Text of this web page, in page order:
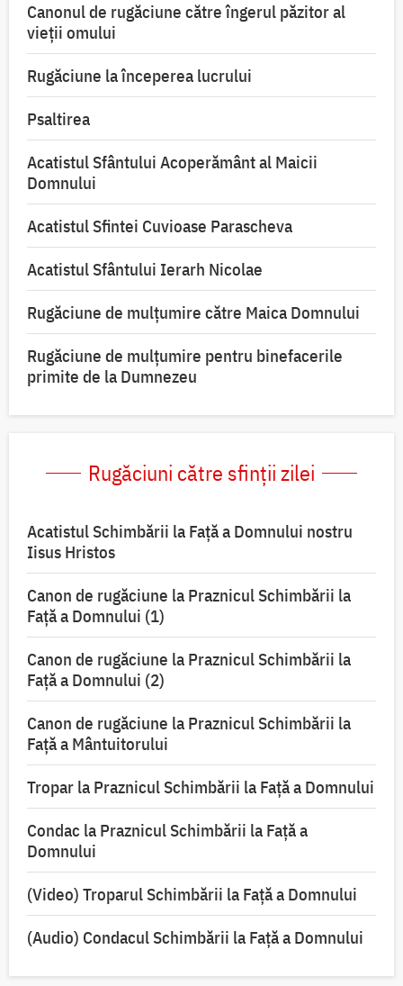
Canonul de rugăciune către îngerul păzitor al
vieții omului
Rugăciune la începerea lucrului
Psaltirea
Acatistul Sfântului Acoperământ al Maicii
Domnului
Acatistul Sfintei Cuvioase Parascheva
Acatistul Sfântului Ierarh Nicolae
Rugăciune de mulţumire către Maica Domnului
Rugăciune de mulțumire pentru binefacerile
primite de la Dumnezeu
Rugăciuni către sfinții zilei
Acatistul Schimbării la Faţă a Domnului nostru
Iisus Hristos
Canon de rugăciune la Praznicul Schimbării la
Faţă a Domnului (1)
Canon de rugăciune la Praznicul Schimbării la
Faţă a Domnului (2)
Canon de rugăciune la Praznicul Schimbării la
Față a Mântuitorului
Tropar la Praznicul Schimbării la Faţă a Domnului
Condac la Praznicul Schimbării la Faţă a
Domnului
(Video) Troparul Schimbării la Față a Domnului
(Audio) Condacul Schimbării la Față a Domnului